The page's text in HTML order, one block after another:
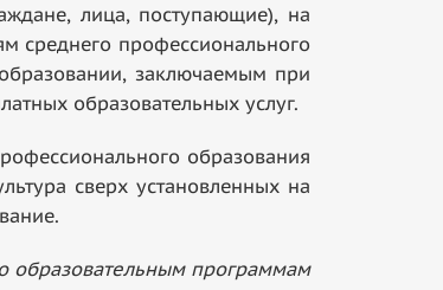
лица, поступающие), на
среднего профессионального
заключаемым при
образовательных услуг.
образования
сверх установленных на
образовательным программам